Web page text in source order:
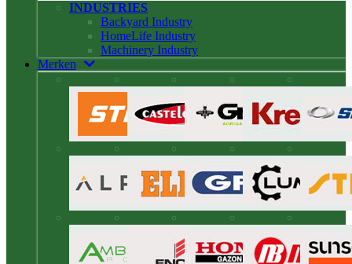
INDUSTRIES
Backyard Industry
HomeLife Industry
Machinery Industry
Merken